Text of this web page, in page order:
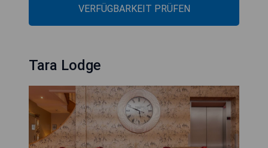
VERFÜGBARKEIT PRÜFEN
Tara Lodge